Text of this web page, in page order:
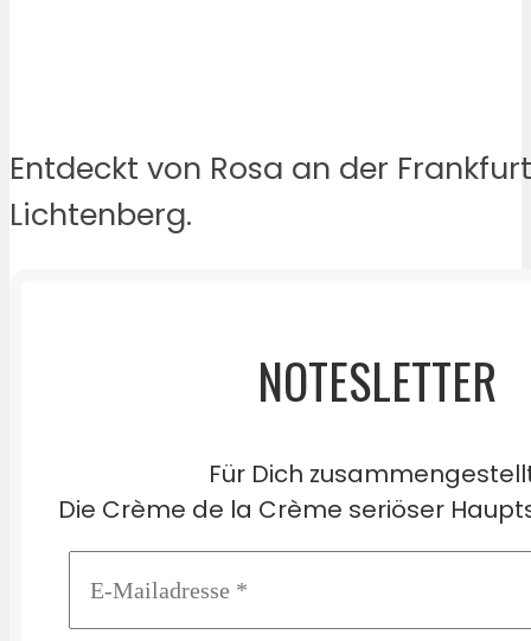
Entdeckt von Rosa an der
Lichtenberg.
NOTESLETTER
Für Dich
Die Crème de la Crème seriöser